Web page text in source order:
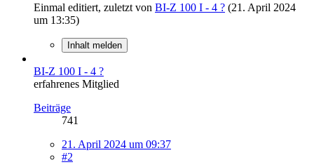
Einmal editiert, zuletzt von BI-Z 100 I - 4 ? (21. April 2024
um 13:35)
Inhalt melden
BI-Z 100 I - 4 ?
erfahrenes Mitglied
Beiträge
741
21. April 2024 um 09:37
#2